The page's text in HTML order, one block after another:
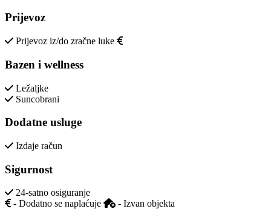
Prijevoz
Prijevoz iz/do zračne luke
Bazen i wellness
Ležaljke
Suncobrani
Dodatne usluge
Izdaje račun
Sigurnost
24-satno osiguranje
- Dodatno se naplaćuje
- Izvan objekta